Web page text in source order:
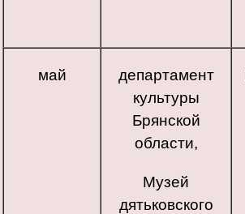
май
департамент
культуры
Брянской
области,
Музей
дятьковского